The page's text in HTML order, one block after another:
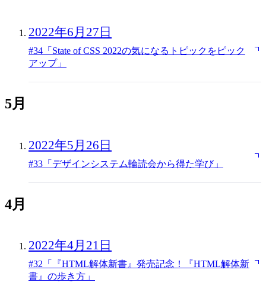
2022年6月27日
#34「State of CSS 2022の気になるトピックをピック
アップ」
5月
2022年5月26日
#33「デザインシステム輪読会から得た学び」
4月
2022年4月21日
#32「『HTML解体新書』発売記念！『HTML解体新
書』の歩き方」